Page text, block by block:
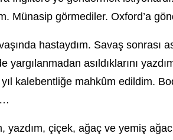
Münasip görmediler. Oxford’a
hastaydım. Savaş sonrası
yargılanmadan asıldıklarını
kalebentliğe mahkûm edildim.
yazdım, çiçek, ağaç ve yemiş